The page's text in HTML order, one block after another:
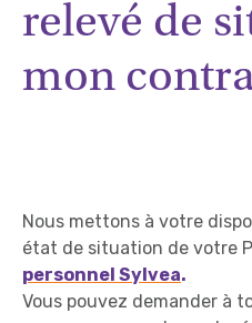
relevé de
mon
Nous mettons à votre
état de situation de votre
personnel Sylvea.
Vous pouvez demander à